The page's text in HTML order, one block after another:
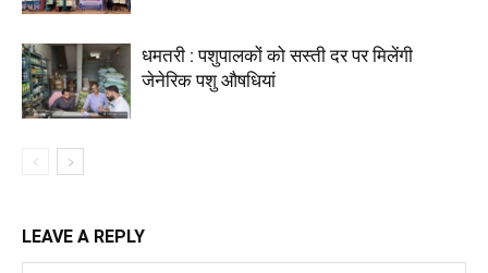
धमतरी : पशुपालकों को सस्ती दर पर मिलेंगी
जेनेरिक पशु औषधियां
LEAVE A REPLY